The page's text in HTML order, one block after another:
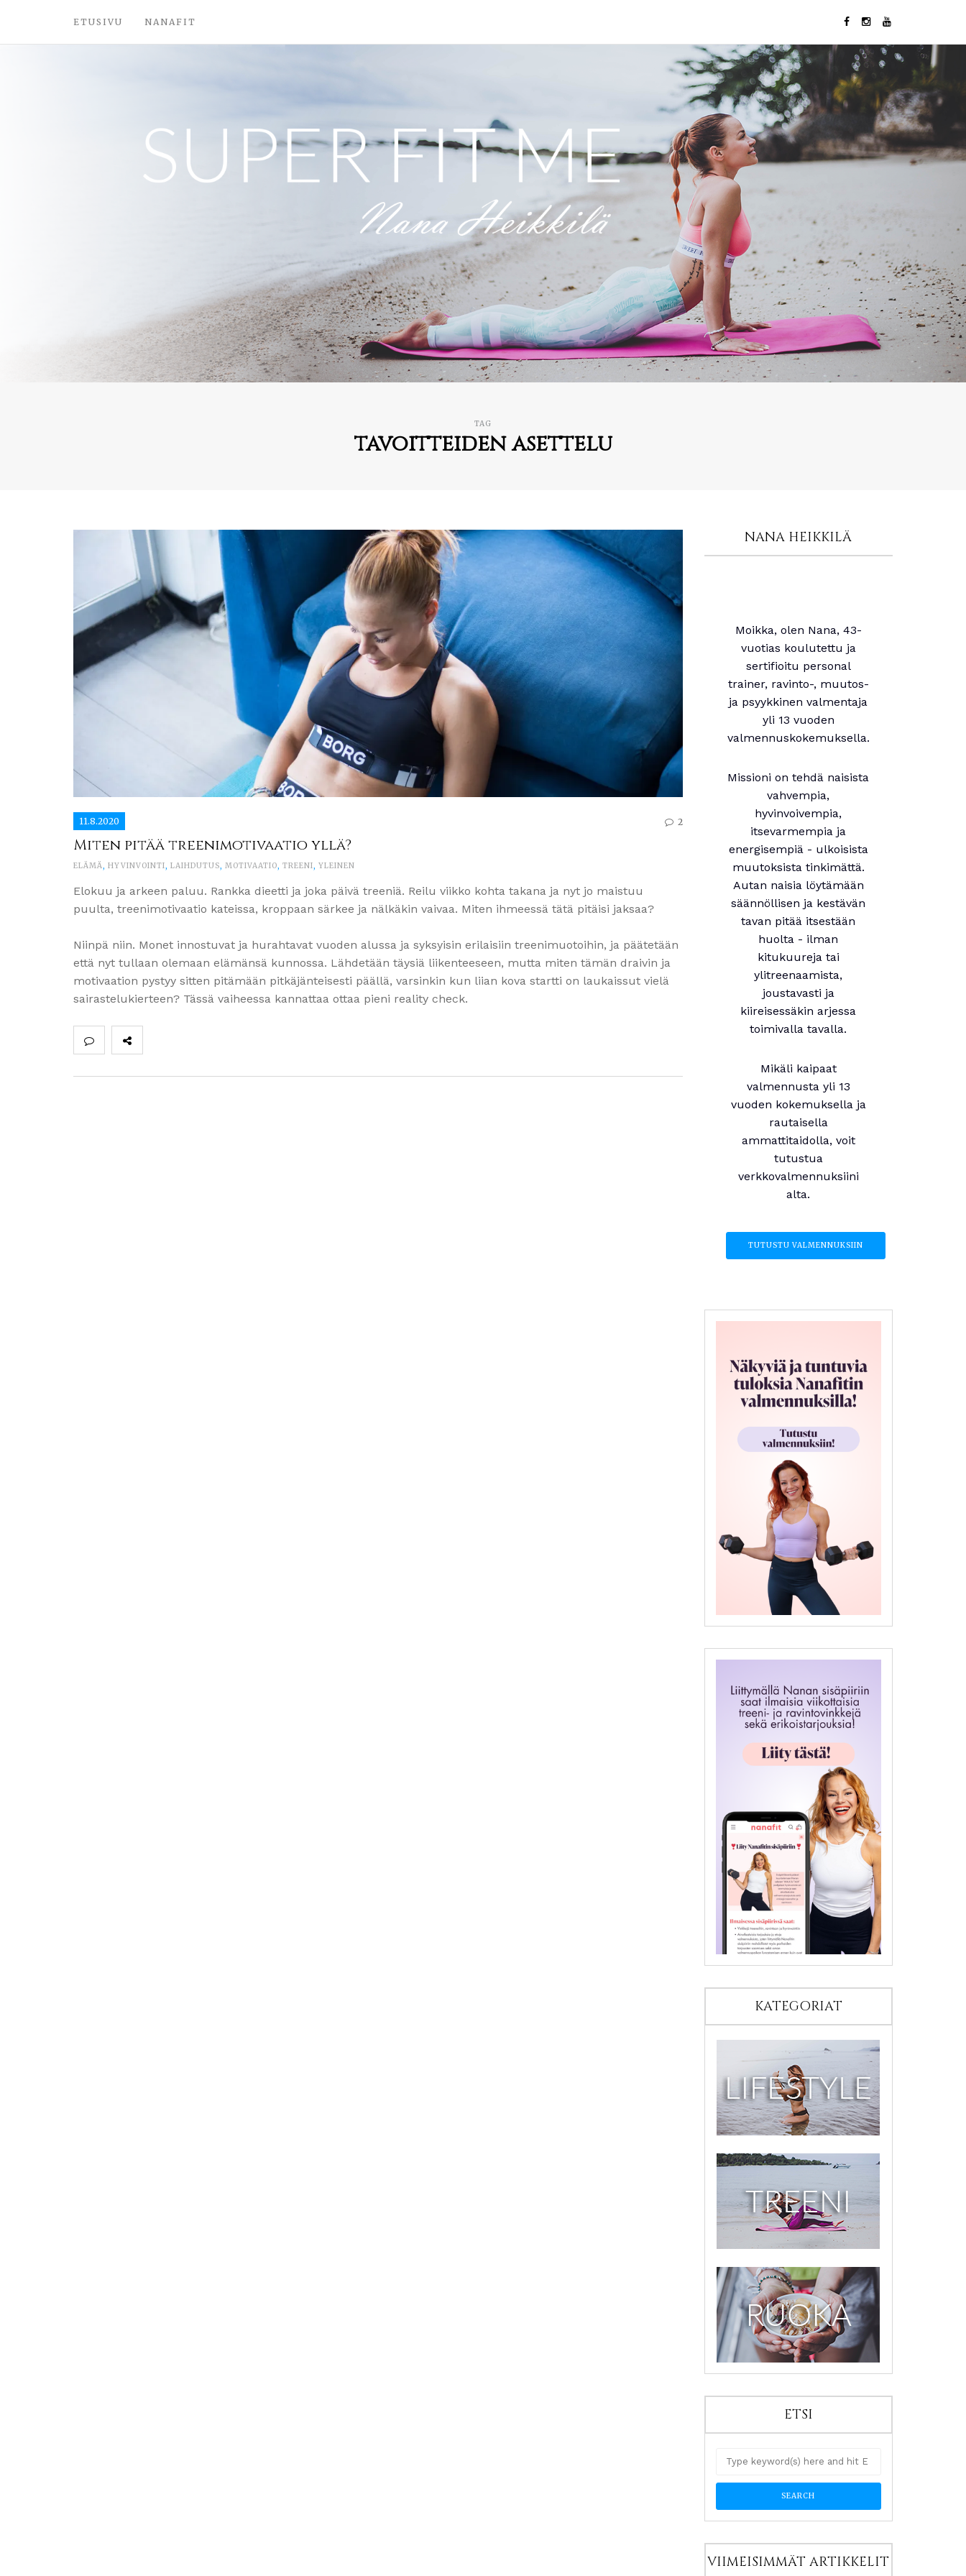
ETUSIVU NANAFIT
TAG
tavoitteiden asettelu
11.8.2020 2
Miten pitää treenimotivaatio yllä?
ELÄMÄ, HYVINVOINTI, LAIHDUTUS, MOTIVAATIO, TREENI, YLEINEN
Elokuu ja arkeen paluu. Rankka dieetti ja joka päivä treeniä. Reilu viikko kohta takana ja nyt jo maistuu
puulta, treenimotivaatio kateissa, kroppaan särkee ja nälkäkin vaivaa. Miten ihmeessä tätä pitäisi jaksaa?
Niinpä niin. Monet innostuvat ja hurahtavat vuoden alussa ja syksyisin erilaisiin treenimuotoihin, ja päätetään
että nyt tullaan olemaan elämänsä kunnossa. Lähdetään täysiä liikenteeseen, mutta miten tämän draivin ja
motivaation pystyy sitten pitämään pitkäjänteisesti päällä, varsinkin kun liian kova startti on laukaissut vielä
sairastelukierteen? Tässä vaiheessa kannattaa ottaa pieni reality check.
NANA HEIKKILÄ
Moikka, olen Nana, 43-
vuotias koulutettu ja
sertifioitu personal
trainer, ravinto-, muutos-
ja psyykkinen valmentaja
yli 13 vuoden
valmennuskokemuksella.
Missioni on tehdä naisista
vahvempia,
hyvinvoivempia,
itsevarmempia ja
energisempiä - ulkoisista
muutoksista tinkimättä.
Autan naisia löytämään
säännöllisen ja kestävän
tavan pitää itsestään
huolta - ilman
kitukuureja tai
ylitreenaamista,
joustavasti ja
kiireisessäkin arjessa
toimivalla tavalla.
Mikäli kaipaat
valmennusta yli 13
vuoden kokemuksella ja
rautaisella
ammattitaidolla, voit
tutustua
verkkovalmennuksiini
alta.
TUTUSTU VALMENNUKSIIN
KATEGORIAT
ETSI
VIIMEISIMMÄT ARTIKKELIT